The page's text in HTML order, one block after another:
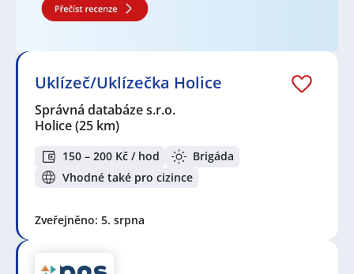
Uklízeč/Uklízečka Holice
Správná databáze s.r.o.
Holice(25 km)
150 – 200 Kč / hod
Brigáda
Vhodné také pro cizince
Zveřejněno: 5. srpna